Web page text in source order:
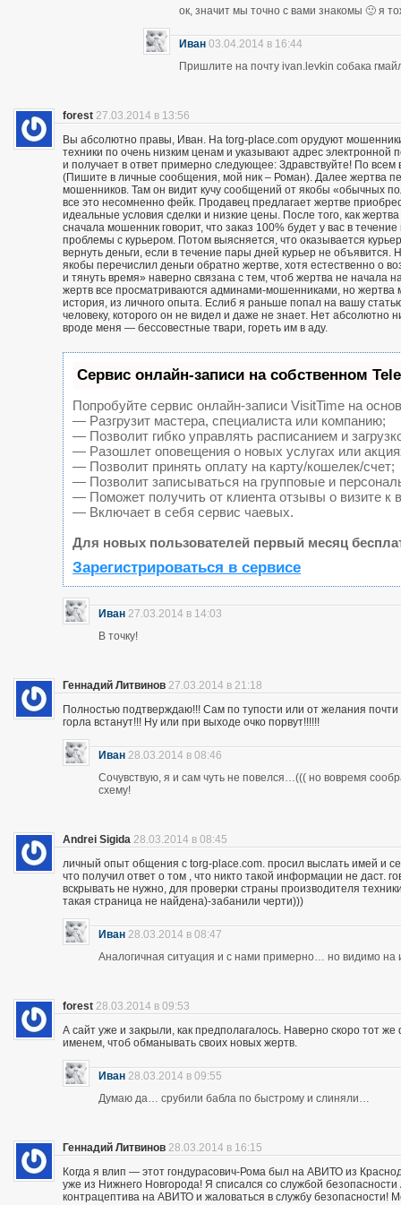
ок, значит мы точно с вами знакомы 🙂 я
Иван 03.04.2014 в 16:44
Пришлите на почту ivan.levkin собака
forest 27.03.2014 в 13:56
Вы абсолютно правы, Иван. На torg-place.com орудуют
техники по очень низким ценам и указывают адрес
и получает в ответ примерно следующее: Здравствуйте! По
(Пишите в личные сообщения, мой ник – Роман). Далее жертва
мошенников. Там он видит кучу сообщений от якобы «обычных
все это несомненно фейк. Продавец предлагает жертве
идеальные условия сделки и низкие цены. После того, как
сначала мошенник говорит, что заказ 100% будет у вас в
проблемы с курьером. Потом выясняется, что оказывается
вернуть деньги, если в течение пары дней курьер не
якобы перечислил деньги обратно жертве, хотя естественно о
и тянуть время» наверно связана с тем, чтоб жертва не начала
жертв все просматриваются админами-мошенниками, но жертва
история, из личного опыта. Еслиб я раньше попал на вашу
человеку, которого он не видел и даже не знает. Нет
вроде меня — бессовестные твари, гореть им в аду.
Сервис онлайн-записи на собственном
Попробуйте сервис онлайн-записи VisitTime на
— Разгрузит мастера, специалиста или компанию;
— Позволит гибко управлять расписанием и
— Разошлет оповещения о новых услугах или
— Позволит принять оплату на карту/кошелек/счет;
— Позволит записываться на групповые и
— Поможет получить от клиента отзывы о визите к
— Включает в себя сервис чаевых.
Для новых пользователей первый месяц
Зарегистрироваться в сервисе
Иван 27.03.2014 в 14:03
В точку!
Геннадий Литвинов 27.03.2014 в 21:18
Полностью подтверждаю!!! Сам по тупости или от желания
горла встанут!!! Ну или при выходе очко порвут!!!!!!
Иван 28.03.2014 в 08:46
Сочувствую, я и сам чуть не повелся…((( но вовремя
схему!
Andrei Sigida 28.03.2014 в 08:45
личный опыт общения с torg-place.com. просил выслать имей и
что получил ответ о том , что никто такой информации не
вскрывать не нужно, для проверки страны производителя
такая страница не найдена)-забанили черти)))
Иван 28.03.2014 в 08:47
Аналогичная ситуация и с нами примерно… но видимо на
forest 28.03.2014 в 09:53
А сайт уже и закрыли, как предполагалось. Наверно скоро тот
именем, чтоб обманывать своих новых жертв.
Иван 28.03.2014 в 09:55
Думаю да… срубили бабла по быстрому и слиняли…
Геннадий Литвинов 28.03.2014 в 16:15
Когда я влип — этот гондурасович-Рома был на АВИТО из
уже из Нижнего Новгорода! Я списался со службой
контрацептива на АВИТО и жаловаться в службу безопасности!